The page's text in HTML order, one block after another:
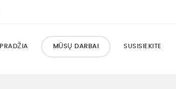
PRADŽIA MŪSŲ DARBAI SUSISIEKITE